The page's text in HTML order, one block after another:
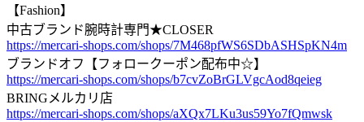
【Fashion】
中古ブランド腕時計専門★CLOSER
https://mercari-shops.com/shops/7M468pfWS6SDbASHSpKN4m
ブランドオフ【フォロークーポン配布中☆】
https://mercari-shops.com/shops/b7cvZoBrGLVgcAod8qeieg
BRINGメルカリ店
https://mercari-shops.com/shops/aXQx7LKu3us59Yo7fQmwsk